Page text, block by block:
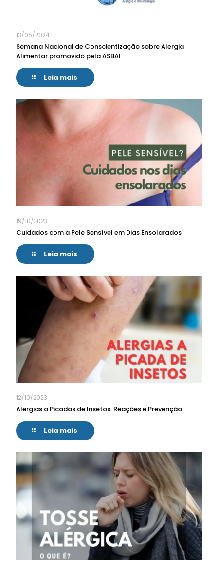
13/05/2024
Semana Nacional de Conscientização sobre Alergia
Alimentar promovido pela ASBAI
Leia mais
19/10/2023
Cuidados com a Pele Sensível em Dias Ensolarados
Leia mais
12/10/2023
Alergias a Picadas de Insetos: Reações e Prevenção
Leia mais